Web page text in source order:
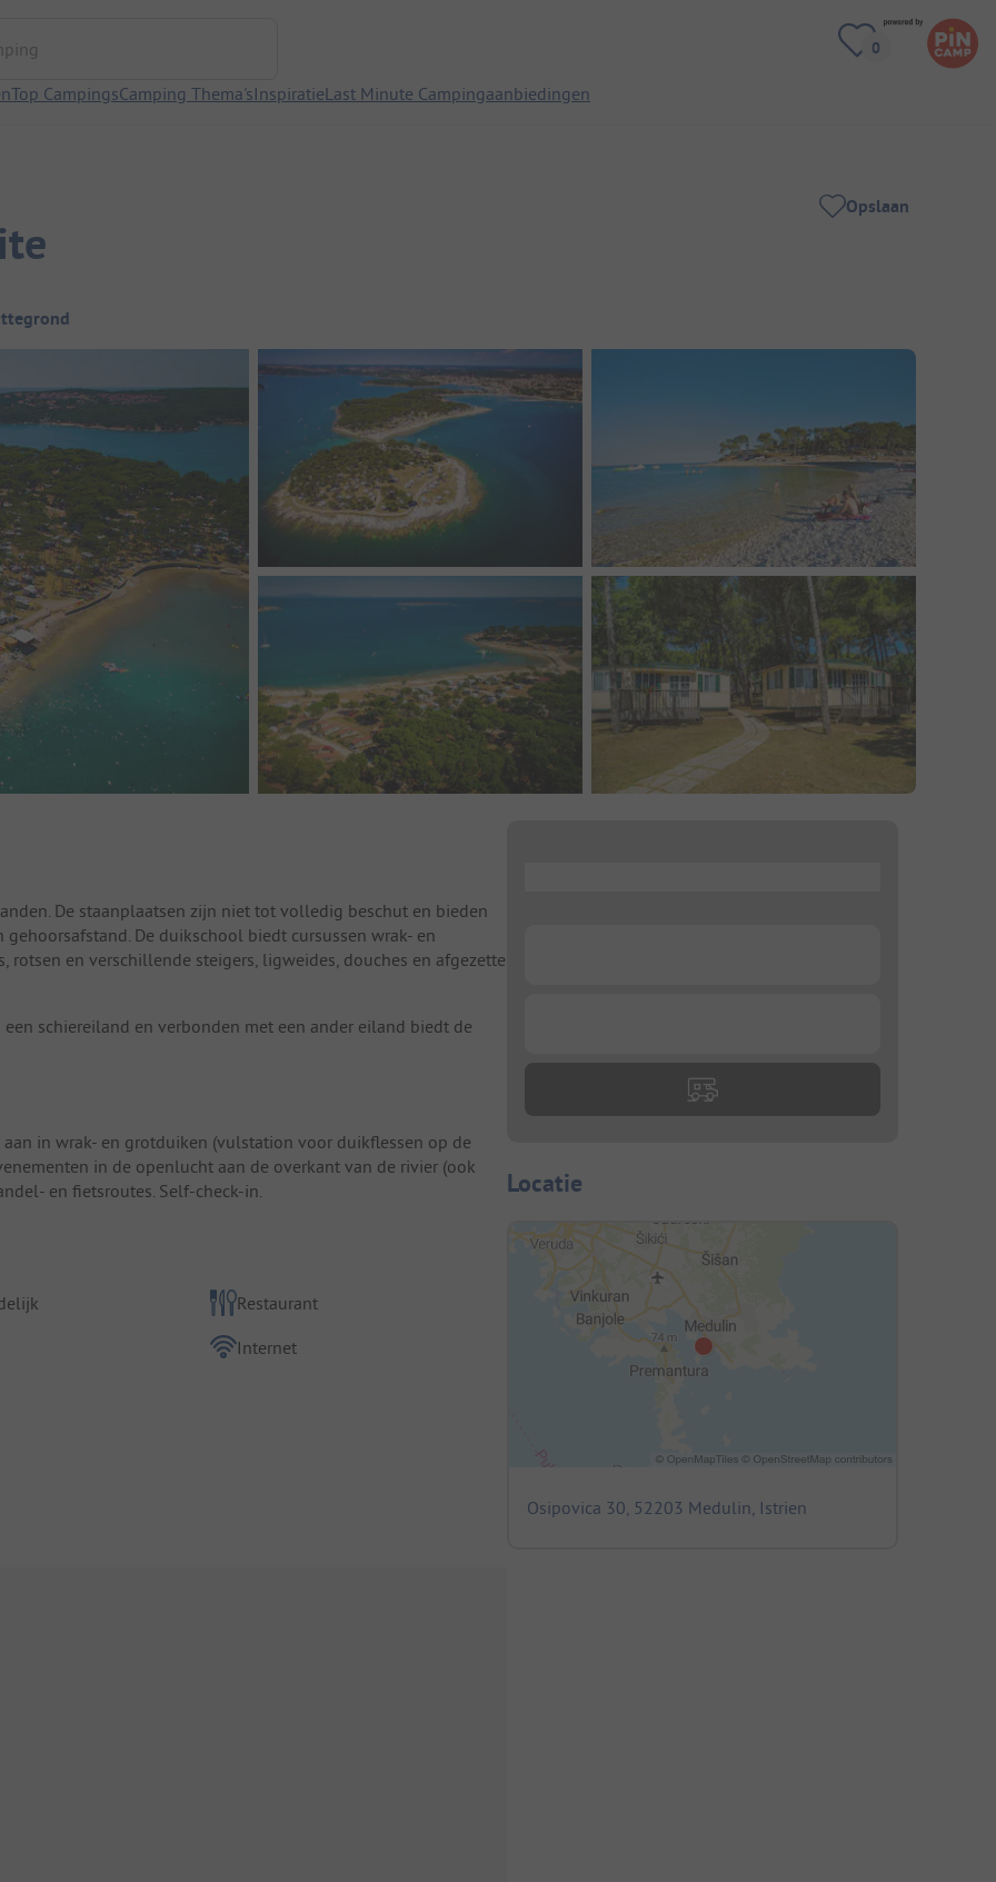
Top CampingsCamping Thema'sInspiratieLast Minute Campingaanbiedingen
Opslaan
De staanplaatsen zijn niet tot volledig beschut en bieden
De duikschool biedt cursussen wrak- en
rotsen en verschillende steigers, ligweides, douches en afgezette
schiereiland en verbonden met een ander eiland biedt de
in wrak- en grotduiken (vulstation voor duikflessen op de
in de openlucht aan de overkant van de rivier (ook
en fietsroutes. Self-check-in.
Restaurant
Internet
Locatie
Osipovica 30, 52203 Medulin, Istrien